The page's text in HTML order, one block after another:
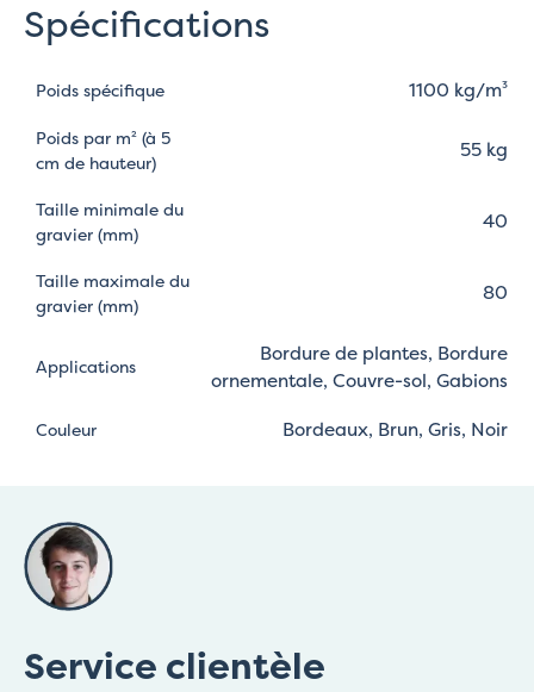
Spécifications
Poids spécifique 1100 kg/m³
Poids par m² (à 5
cm de hauteur)
55 kg
Taille minimale du
gravier (mm)
40
Taille maximale du
gravier (mm)
80
Applications
Bordure de plantes, Bordure
ornementale, Couvre-sol, Gabions
Couleur Bordeaux, Brun, Gris, Noir
Service clientèle